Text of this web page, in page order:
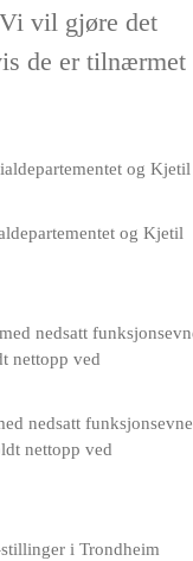
vil gjøre det
de er tilnærmet
og Kjetil
nedsatt funksjonsevne
nettopp ved